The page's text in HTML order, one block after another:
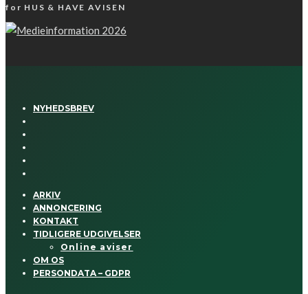
for HUS & HAVE AVISEN
NYHEDSBREV
ARKIV
ANNONCERING
KONTAKT
TIDLIGERE UDGIVELSER
Online aviser
OM OS
PERSONDATA – GDPR